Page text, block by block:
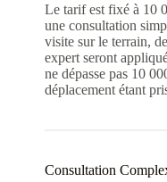
Le tarif est fixé à 10
une consultation
visite sur le terrain,
expert seront
ne dépasse pas 10
déplacement étant
Consultation